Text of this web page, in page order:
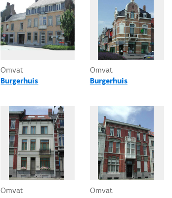
Omvat
Burgerhuis
Omvat
Burgerhuis
Omvat
Omvat